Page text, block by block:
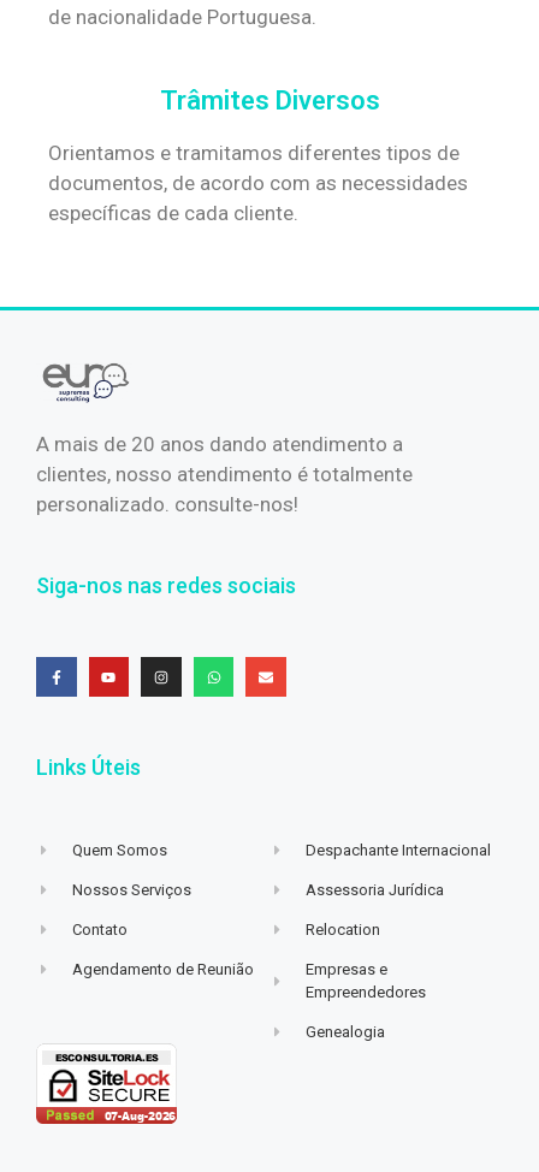
de nacionalidade Portuguesa.
Trâmites Diversos
Orientamos e tramitamos diferentes tipos de
documentos, de acordo com as necessidades
específicas de cada cliente.
A mais de 20 anos dando atendimento a
clientes, nosso atendimento é totalmente
personalizado. consulte-nos!
Siga-nos nas redes sociais
Links Úteis
Quem Somos
Nossos Serviços
Contato
Agendamento de Reunião
Despachante Internacional
Assessoria Jurídica
Relocation
Empresas e
Empreendedores
Genealogia